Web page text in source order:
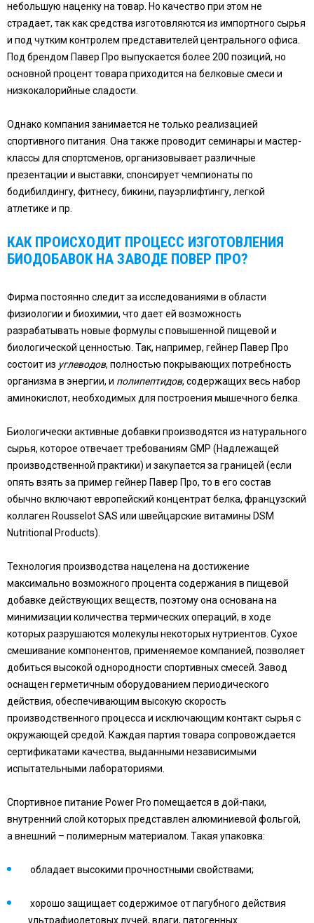
небольшую наценку на товар. Но качество при этом не
страдает, так как средства изготовляются из импортного сырья
и под чутким контролем представителей центрального офиса.
Под брендом Павер Про выпускается более 200 позиций, но
основной процент товара приходится на белковые смеси и
низкокалорийные сладости.
Однако компания занимается не только реализацией
спортивного питания. Она также проводит семинары и мастер-
классы для спортсменов, организовывает различные
презентации и выставки, спонсирует чемпионаты по
бодибилдингу, фитнесу, бикини, пауэрлифтингу, легкой
атлетике и пр.
КАК ПРОИСХОДИТ ПРОЦЕСС ИЗГОТОВЛЕНИЯ
БИОДОБАВОК НА ЗАВОДЕ ПОВЕР ПРО?
Фирма постоянно следит за исследованиями в области
физиологии и биохимии, что дает ей возможность
разрабатывать новые формулы с повышенной пищевой и
биологической ценностью. Так, например, гейнер Павер Про
состоит из углеводов, полностью покрывающих потребность
организма в энергии, и полипептидов, содержащих весь набор
аминокислот, необходимых для построения мышечного белка.
Биологически активные добавки производятся из натурального
сырья, которое отвечает требованиям GMP (Надлежащей
производственной практики) и закупается за границей (если
опять взять за пример гейнер Павер Про, то в его состав
обычно включают европейский концентрат белка, французский
коллаген Rousselot SAS или швейцарские витамины DSM
Nutritional Products).
Технология производства нацелена на достижение
максимально возможного процента содержания в пищевой
добавке действующих веществ, поэтому она основана на
минимизации количества термических операций, в ходе
которых разрушаются молекулы некоторых нутриентов. Сухое
смешивание компонентов, применяемое компанией, позволяет
добиться высокой однородности спортивных смесей. Завод
оснащен герметичным оборудованием периодического
действия, обеспечивающим высокую скорость
производственного процесса и исключающим контакт сырья с
окружающей средой. Каждая партия товара сопровождается
сертификатами качества, выданными независимыми
испытательными лабораториями.
Спортивное питание Power Pro помещается в дой-паки,
внутренний слой которых представлен алюминиевой фольгой,
а внешний – полимерным материалом. Такая упаковка:
обладает высокими прочностными свойствами;
хорошо защищает содержимое от пагубного действия
ультрафиолетовых лучей, влаги, патогенных